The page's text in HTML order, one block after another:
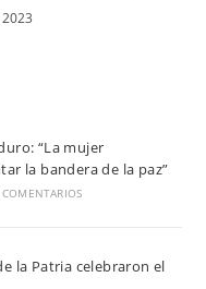
“La mujer
la bandera de la paz”
la Patria celebraron el